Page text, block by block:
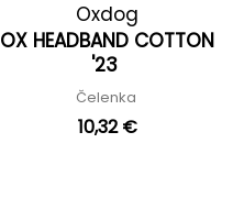
Oxdog
OX HEADBAND COTTON
'23
Čelenka
10,32 €